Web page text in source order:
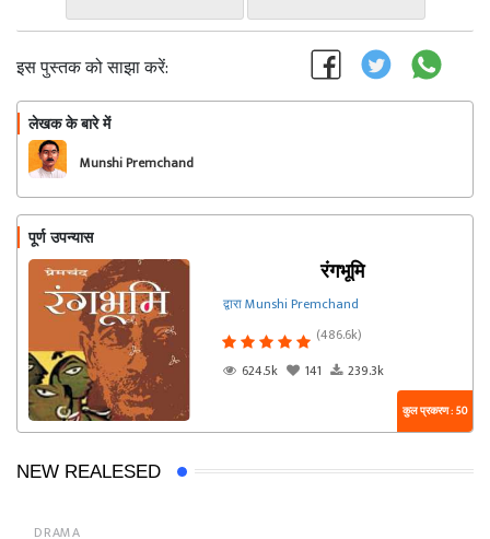
इस पुस्तक को साझा करें:
लेखक के बारे में
Munshi Premchand
पूर्ण उपन्यास
रंगभूमि
द्वारा Munshi Premchand
(486.6k)
624.5k
141 239.3k
कुल प्रकरण : 50
NEW REALESED
DRAMA